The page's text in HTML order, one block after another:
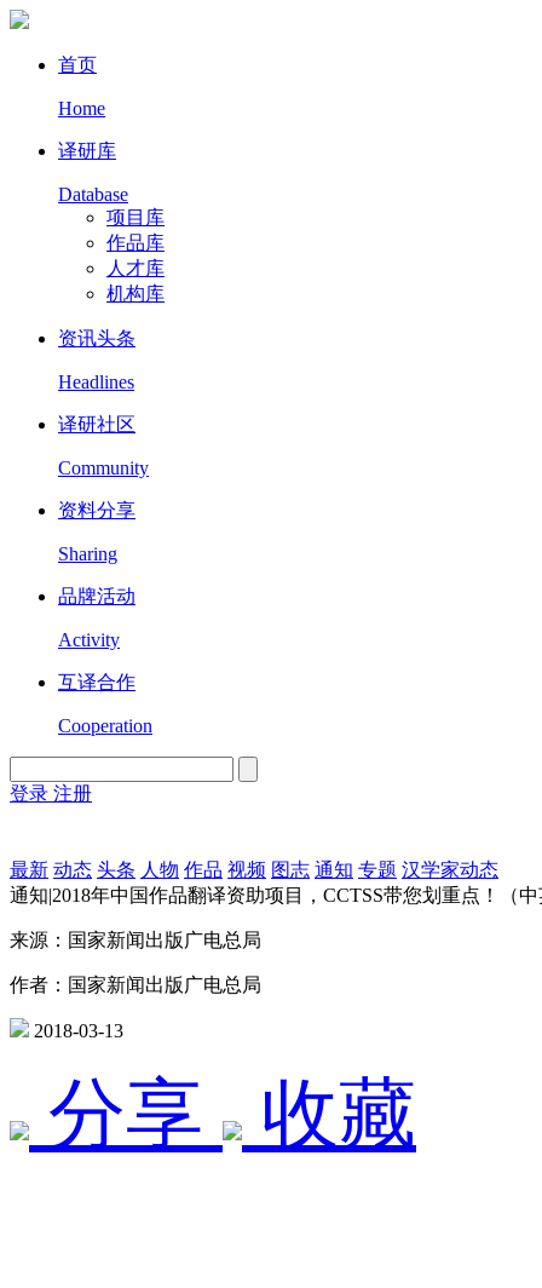
首页
Home
译研库
Database
项目库
作品库
人才库
机构库
资讯头条
Headlines
译研社区
Community
资料分享
Sharing
品牌活动
Activity
互译合作
Cooperation
登录 注册
最新 动态 头条 人物 作品 视频 图志 通知 专题 汉学家动态
通知|2018年中国作品翻译资助项目，CCTSS带您划重点！（
来源：国家新闻出版广电总局
作者：国家新闻出版广电总局
2018-03-13
分享 收藏